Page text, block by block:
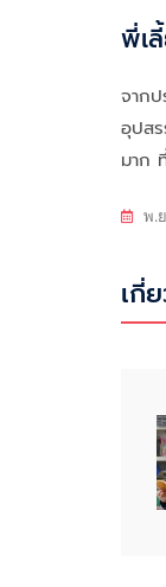
พี่เ
จาก
อุปส
มาก
พ.
เกี่